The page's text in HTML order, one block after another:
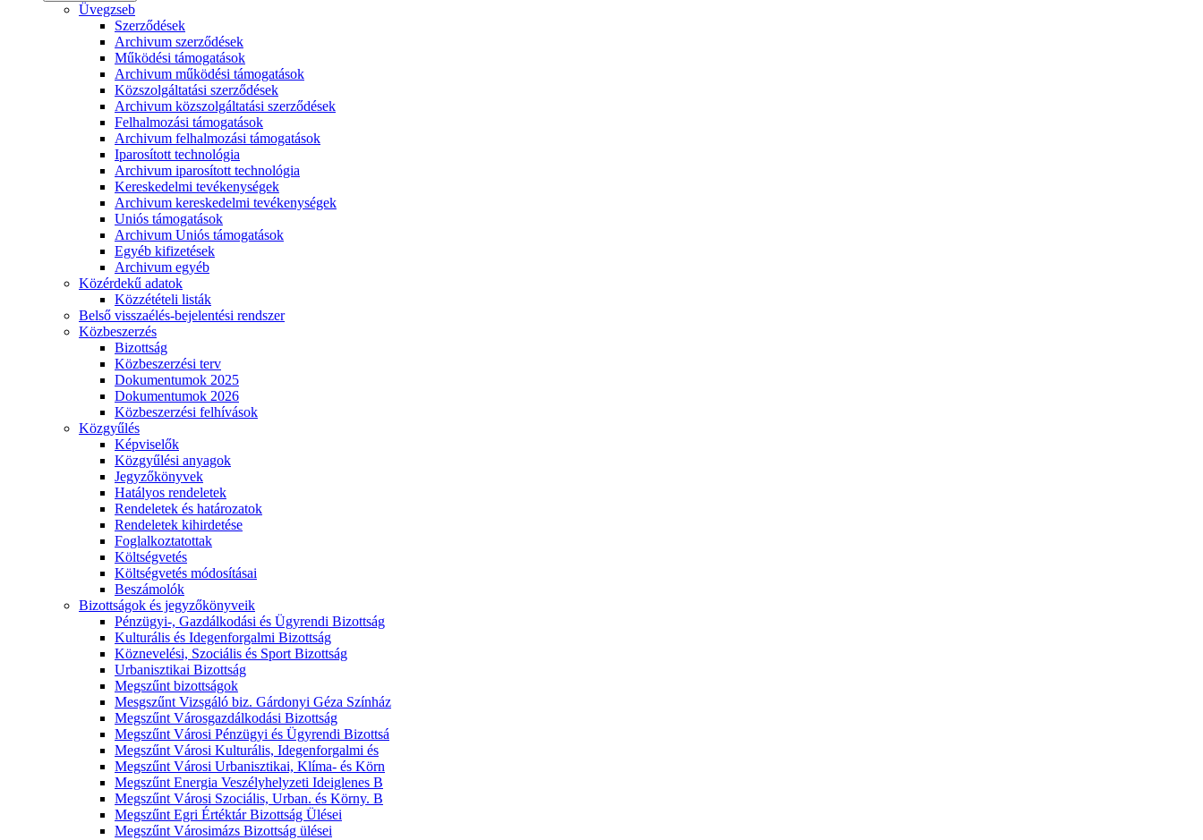
Üvegzseb
Szerződések
Archivum szerződések
Működési támogatások
Archivum működési támogatások
Közszolgáltatási szerződések
Archivum közszolgáltatási szerződések
Felhalmozási támogatások
Archivum felhalmozási támogatások
Iparosított technológia
Archivum iparosított technológia
Kereskedelmi tevékenységek
Archivum kereskedelmi tevékenységek
Uniós támogatások
Archivum Uniós támogatások
Egyéb kifizetések
Archivum egyéb
Közérdekű adatok
Közzétételi listák
Belső visszaélés-bejelentési rendszer
Közbeszerzés
Bizottság
Közbeszerzési terv
Dokumentumok 2025
Dokumentumok 2026
Közbeszerzési felhívások
Közgyűlés
Képviselők
Közgyűlési anyagok
Jegyzőkönyvek
Hatályos rendeletek
Rendeletek és határozatok
Rendeletek kihirdetése
Foglalkoztatottak
Költségvetés
Költségvetés módosításai
Beszámolók
Bizottságok és jegyzőkönyveik
Pénzügyi-, Gazdálkodási és Ügyrendi Bizottság
Kulturális és Idegenforgalmi Bizottság
Köznevelési, Szociális és Sport Bizottság
Urbanisztikai Bizottság
Megszűnt bizottságok
Mesgszűnt Vizsgáló biz. Gárdonyi Géza Színház
Megszűnt Városgazdálkodási Bizottság
Megszűnt Városi Pénzügyi és Ügyrendi Bizottsá
Megszűnt Városi Kulturális, Idegenforgalmi és
Megszűnt Városi Urbanisztikai, Klíma- és Körn
Megszűnt Energia Veszélyhelyzeti Ideiglenes B
Megszűnt Városi Szociális, Urban. és Körny. B
Megszűnt Egri Értéktár Bizottság Ülései
Megszűnt Városimázs Bizottság ülései